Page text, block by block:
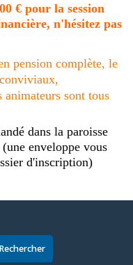
€ pour la session
n'hésitez pas
pension complète, le
sont tous
dans la paroisse
enveloppe vous
d'inscription)